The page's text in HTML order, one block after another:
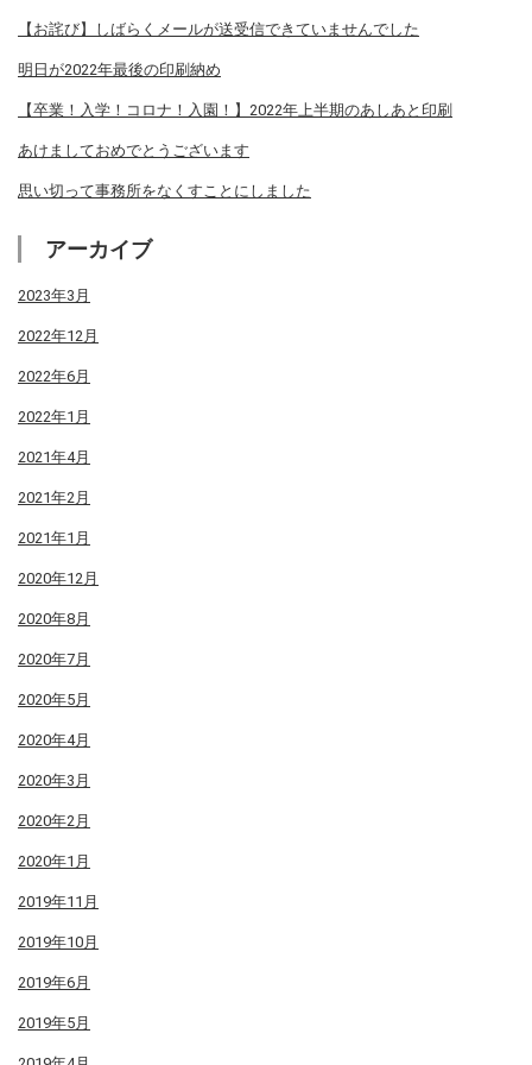
【お詫び】しばらくメールが送受信できていませんでした
明日が2022年最後の印刷納め
【卒業！入学！コロナ！入園！】2022年上半期のあしあと印刷
あけましておめでとうございます
思い切って事務所をなくすことにしました
アーカイブ
2023年3月
2022年12月
2022年6月
2022年1月
2021年4月
2021年2月
2021年1月
2020年12月
2020年8月
2020年7月
2020年5月
2020年4月
2020年3月
2020年2月
2020年1月
2019年11月
2019年10月
2019年6月
2019年5月